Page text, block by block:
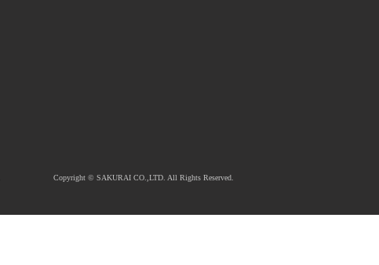
Copyright © SAKURAI CO.,LTD. All Rights Reserved.